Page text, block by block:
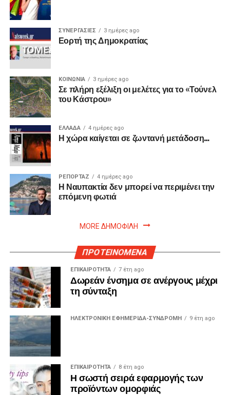
ΣΥΝΕΡΓΑΣΙΕΣ 3 ημέρες ago
Εορτή της Δημοκρατίας
ΚΟΙΝΩΝΙΑ 3 ημέρες ago
Σε πλήρη εξέλιξη οι μελέτες για το «Τούνελ
του Κάστρου»
ΕΛΛΑΔΑ 4 ημέρες ago
Η χώρα καίγεται σε ζωντανή μετάδοση…
ΡΕΠΟΡΤΑΖ 4 ημέρες ago
Η Ναυπακτία δεν μπορεί να περιμένει την
επόμενη φωτιά
MORE ΔΗΜΟΦΙΛΗ
ΠΡΟΤΕΙΝΟΜΕΝΑ
ΕΠΙΚΑΙΡΟΤΗΤΑ 7 έτη ago
Δωρεάν ένσημα σε ανέργους μέχρι
τη σύνταξη
ΗΛΕΚΤΡΟΝΙΚΗ ΕΦΗΜΕΡΙΔΑ-ΣΥΝΔΡΟΜΗ 9 έτη ago
ΕΠΙΚΑΙΡΟΤΗΤΑ 8 έτη ago
Η σωστή σειρά εφαρμογής των
προϊόντων ομορφιάς